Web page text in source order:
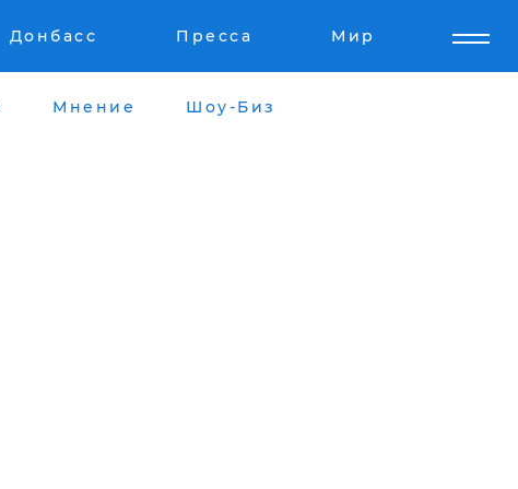
Донбасс Пресса Мир
Мнение Шоу-Биз